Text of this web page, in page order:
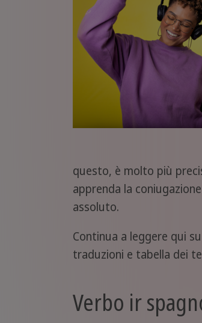
questo, è molto più
apprenda la
assoluto.
Continua a leggere qui
traduzioni e tabella dei
Verbo ir